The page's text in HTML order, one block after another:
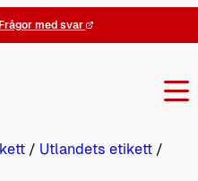
med svar
/ Utlandets etikett /